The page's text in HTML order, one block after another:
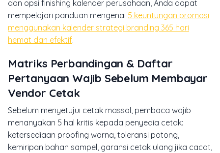
dan opsi finishing kalender perusahaan, Anda dapat
mempelajari panduan mengenai 5 keuntungan promosi
menggunakan kalender strategi branding 365 hari
hemat dan efektif.
Matriks Perbandingan & Daftar
Pertanyaan Wajib Sebelum Membayar
Vendor Cetak
Sebelum menyetujui cetak massal, pembaca wajib
menanyakan 5 hal kritis kepada penyedia cetak:
ketersediaan proofing warna, toleransi potong,
kemiripan bahan sampel, garansi cetak ulang jika cacat,